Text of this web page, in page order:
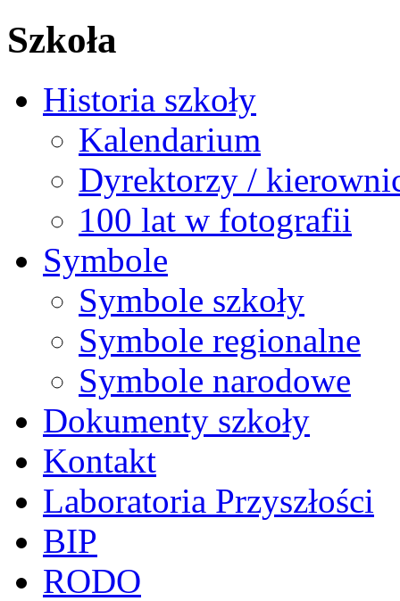
Szkoła
Historia szkoły
Kalendarium
Dyrektorzy /
100 lat w fotografii
Symbole
Symbole szkoły
Symbole regionalne
Symbole narodowe
Dokumenty szkoły
Kontakt
Laboratoria Przyszłości
BIP
RODO